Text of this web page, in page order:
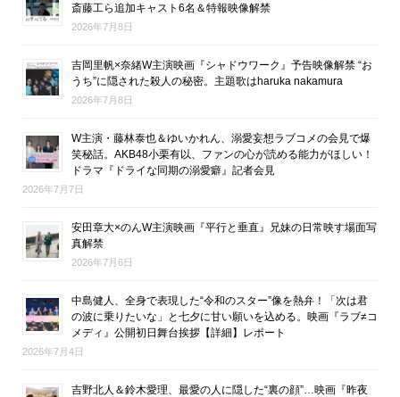
斎藤工ら追加キャスト6名＆特報映像解禁
2026年7月8日
吉岡里帆×奈緒W主演映画『シャドウワーク』予告映像解禁 “お
うち”に隠された殺人の秘密。主題歌はharuka nakamura
2026年7月8日
W主演・藤林泰也＆ゆいかれん、溺愛妄想ラブコメの会見で爆
笑秘話。AKB48小栗有以、ファンの心が読める能力がほしい！
ドラマ『ドライな同期の溺愛癖』記者会見
2026年7月7日
安田章大×のんW主演映画『平行と垂直』兄妹の日常映す場面写
真解禁
2026年7月6日
中島健人、全身で表現した“令和のスター”像を熱弁！「次は君
の波に乗りたいな」と七夕に甘い願いを込める。映画『ラブ≠コ
メディ』公開初日舞台挨拶【詳細】レポート
2026年7月4日
吉野北人＆鈴木愛理、最愛の人に隠した“裏の顔”…映画『昨夜